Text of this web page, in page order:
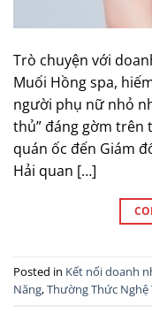
Trò chuyện với
Muối Hồng spa,
người phụ nữ nhỏ
thủ” đáng gờm
quán ốc đến Giám
Hải quan […]
Posted in Kết nối doanh
Năng,Thường Thức Nghệ